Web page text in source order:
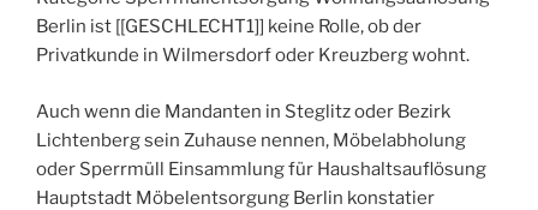
Berlin ist [[GESCHLECHT1]] keine Rolle, ob der
Privatkunde in Wilmersdorf oder Kreuzberg wohnt.
Auch wenn die Mandanten in Steglitz oder Bezirk
Lichtenberg sein Zuhause nennen, Möbelabholung
oder Sperrmüll Einsammlung für Haushaltsauflösung
Hauptstadt Möbelentsorgung Berlin konstatier